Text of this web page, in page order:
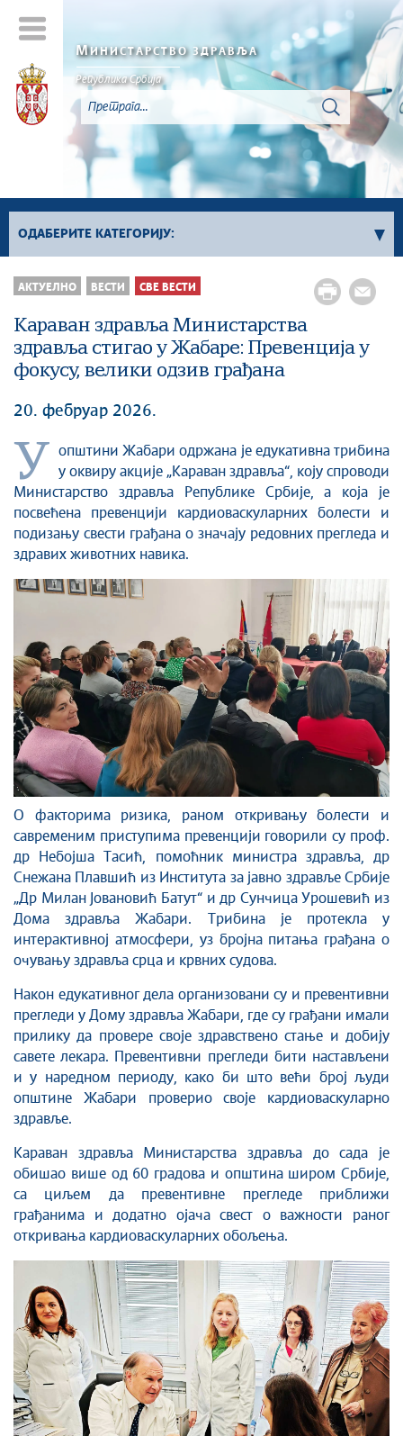
МИНИСТАРСТВО ЗДРАВЉА
Република Србија
ОДАБЕРИТЕ КАТЕГОРИЈУ:
Све вести
Превентивни прегледи
Актуелности инспекцијске службе
АКТУЕЛНО ВЕСТИ СВЕ ВЕСТИ
Караван здравља Министарства
здравља стигао у Жабаре: Превенција у
фокусу, велики одзив грађана
20. фебруар 2026.
У
општини Жабари одржана је едукативна трибина
у оквиру акције „Караван здравља“, коју спроводи
Министарство здравља Републике Србије, а која је
посвећена превенцији кардиоваскуларних болести и
подизању свести грађана о значају редовних прегледа и
здравих животних навика.
О факторима ризика, раном откривању болести и
савременим приступима превенцији говорили су проф.
др Небојша Тасић, помоћник министра здравља, др
Снежана Плавшић из Института за јавно здравље Србије
„Др Милан Јовановић Батут“ и др Сунчица Урошевић из
Дома здравља Жабари. Трибина је протекла у
интерактивној атмосфери, уз бројна питања грађана о
очувању здравља срца и крвних судова.
Након едукативног дела организовани су и превентивни
прегледи у Дому здравља Жабари, где су грађани имали
прилику да провере своје здравствено стање и добију
савете лекара. Превентивни прегледи бити настављени
и у наредном периоду, како би што већи број људи
општине Жабари проверио своје кардиоваскуларно
здравље.
Караван здравља Министарства здравља до сада је
обишао више од 60 градова и општина широм Србије,
са циљем да превентивне прегледе приближи
грађанима и додатно ојача свест о важности раног
откривања кардиоваскуларних обољења.